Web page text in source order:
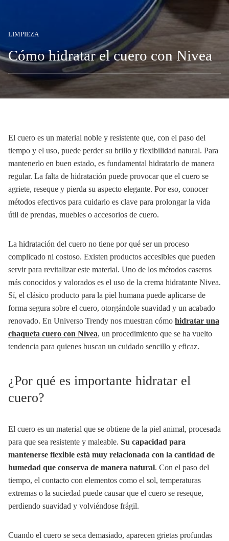
LIMPIEZA
Cómo hidratar el cuero con Nivea
El cuero es un material noble y resistente que, con el paso del
tiempo y el uso, puede perder su brillo y flexibilidad natural. Para
mantenerlo en buen estado, es fundamental hidratarlo de manera
regular. La falta de hidratación puede provocar que el cuero se
agriete, reseque y pierda su aspecto elegante. Por eso, conocer
métodos efectivos para cuidarlo es clave para prolongar la vida
útil de prendas, muebles o accesorios de cuero.
La hidratación del cuero no tiene por qué ser un proceso
complicado ni costoso. Existen productos accesibles que pueden
servir para revitalizar este material. Uno de los métodos caseros
más conocidos y valorados es el uso de la crema hidratante Nivea.
Sí, el clásico producto para la piel humana puede aplicarse de
forma segura sobre el cuero, otorgándole suavidad y un acabado
renovado. En Universo Trendy nos muestran cómo hidratar una
chaqueta cuero con Nivea, un procedimiento que se ha vuelto
tendencia para quienes buscan un cuidado sencillo y eficaz.
¿Por qué es importante hidratar el
cuero?
El cuero es un material que se obtiene de la piel animal, procesada
para que sea resistente y maleable. Su capacidad para
mantenerse flexible está muy relacionada con la cantidad de
humedad que conserva de manera natural. Con el paso del
tiempo, el contacto con elementos como el sol, temperaturas
extremas o la suciedad puede causar que el cuero se reseque,
perdiendo suavidad y volviéndose frágil.
Cuando el cuero se seca demasiado, aparecen grietas profundas